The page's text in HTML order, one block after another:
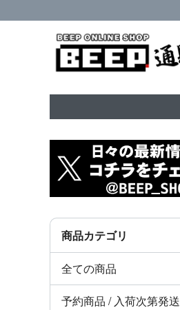
商品カテゴリ
全ての商品
予約商品 / 入荷次第発送